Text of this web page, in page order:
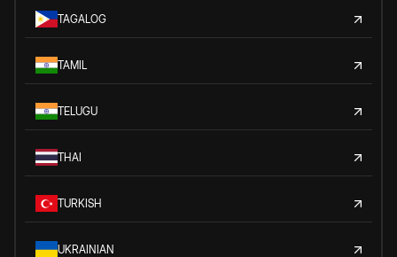
TAGALOG
TAMIL
TELUGU
THAI
TURKISH
UKRAINIAN